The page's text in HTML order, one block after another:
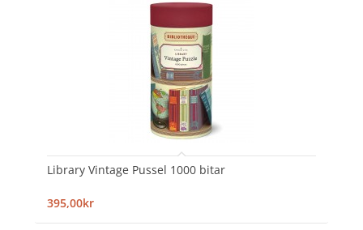
Library Vintage Pussel 1000 bitar
395,00kr